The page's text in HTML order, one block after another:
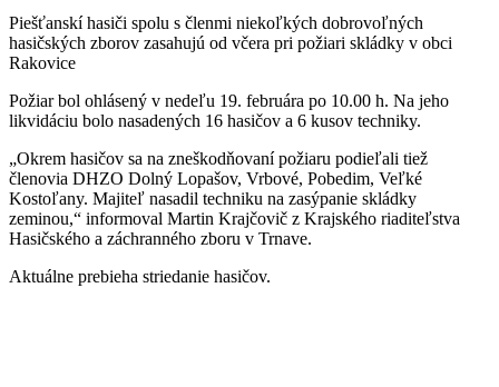
Piešťanskí hasiči spolu s členmi niekoľkých dobrovoľných
hasičských zborov zasahujú od včera pri požiari skládky v obci
Rakovice
Požiar bol ohlásený v nedeľu 19. februára po 10.00 h. Na jeho
likvidáciu bolo nasadených 16 hasičov a 6 kusov techniky.
„Okrem hasičov sa na zneškodňovaní požiaru podieľali tiež
členovia DHZO Dolný Lopašov, Vrbové, Pobedim, Veľké
Kostoľany. Majiteľ nasadil techniku na zasýpanie skládky
zeminou,“ informoval Martin Krajčovič z Krajského riaditeľstva
Hasičského a záchranného zboru v Trnave.
Aktuálne prebieha striedanie hasičov.